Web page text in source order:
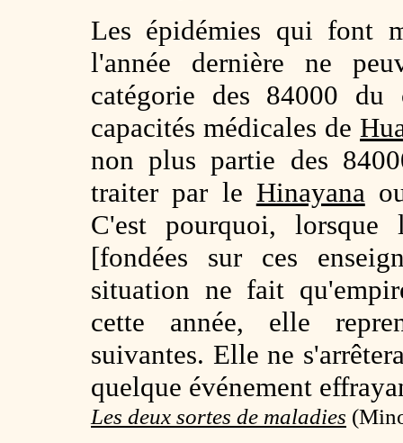
Les épidémies qui font
l'année dernière ne
catégorie des 84000 du
capacités médicales de
non plus partie des
traiter par le Hinayana
C'est pourquoi, lorsque
[fondées sur ces
situation ne fait
cette année, elle
suivantes. Elle ne
quelque événement
Les deux sortes de maladies (